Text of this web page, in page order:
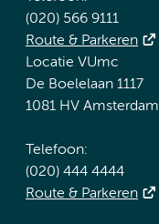
(020) 566 9111
Route & Parkeren
Locatie VUmc
De Boelelaan 1117
1081 HV Amsterdam
Telefoon:
(020) 444 4444
Route & Parkeren